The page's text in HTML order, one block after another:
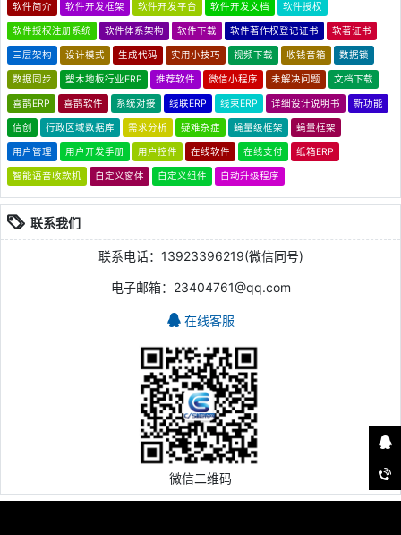
软件简介 软件开发框架 软件开发平台 软件开发文档 软件授权
软件授权注册系统 软件体系架构 软件下载 软件著作权登记证书 软著证书
三层架构 设计模式 生成代码 实用小技巧 视频下载 收钱音箱 数据锁
数据同步 塑木地板行业ERP 推荐软件 微信小程序 未解决问题 文档下载
喜鹊ERP 喜鹊软件 系统对接 线联ERP 线束ERP 详细设计说明书 新功能
信创 行政区域数据库 需求分析 疑难杂症 蝇量级框架 蝇量框架
用户管理 用户开发手册 用户控件 在线软件 在线支付 纸箱ERP
智能语音收款机 自定义窗体 自定义组件 自动升级程序
联系我们
联系电话：13923396219(微信同号)
电子邮箱：23404761@qq.com
在线客服
微信二维码